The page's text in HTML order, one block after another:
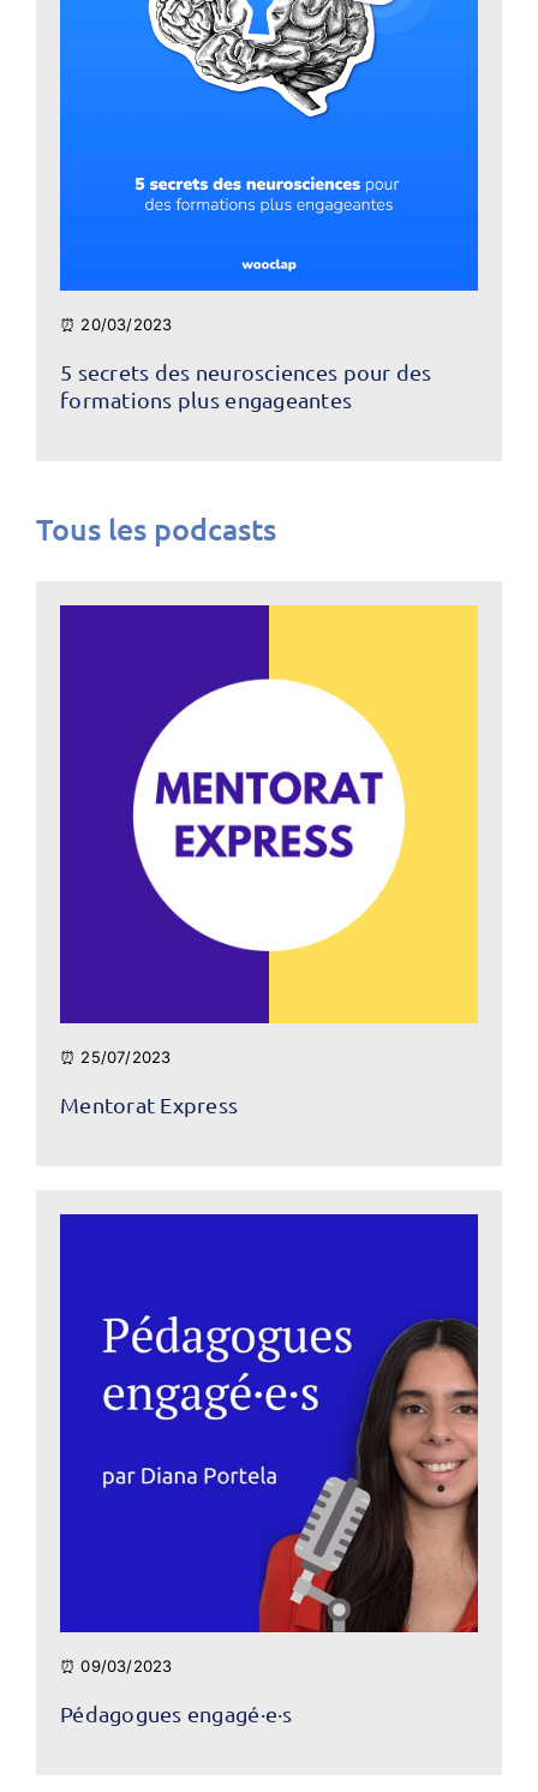
⏰ 20/03/2023
5 secrets des neurosciences pour des
formations plus engageantes
Tous les podcasts
⏰ 25/07/2023
Mentorat Express
⏰ 09/03/2023
Pédagogues engagé·e·s